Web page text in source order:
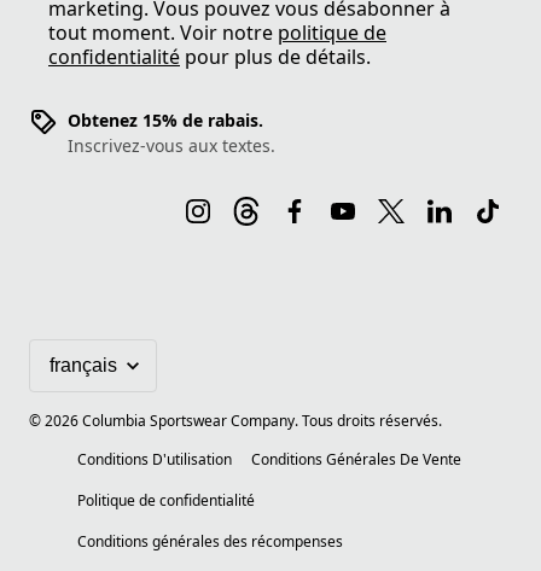
marketing. Vous pouvez vous désabonner à
tout moment. Voir notre politique de
confidentialité pour plus de détails.
Obtenez 15% de rabais.
Inscrivez-vous aux textes.
©2026Columbia Sportswear Company. Tous droits réservés.
Conditions D'utilisation
Conditions Générales De Vente
Politique de confidentialité
Conditions générales des récompenses